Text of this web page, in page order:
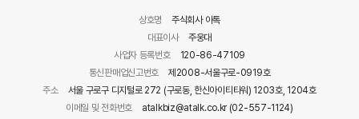
상호명
주식회사 아톡
대표이사
주웅대
사업자 등록번호
120-86-47109
통신판매업신고번호
제2008-서울구로-0919호
주소
서울 구로구 디지털로 272 (구로동, 한신아이티타워) 1203호, 1204호
이메일 및 전화번호
atalkbiz@atalk.co.kr (02-557-1124)